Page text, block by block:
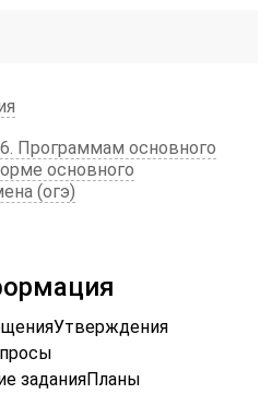
Программам основного
основного
(огэ)
заданияПланы